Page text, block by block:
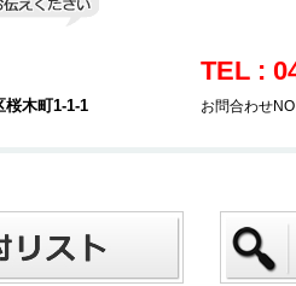
桜木町1-1-1
TEL :
お問合わせNO